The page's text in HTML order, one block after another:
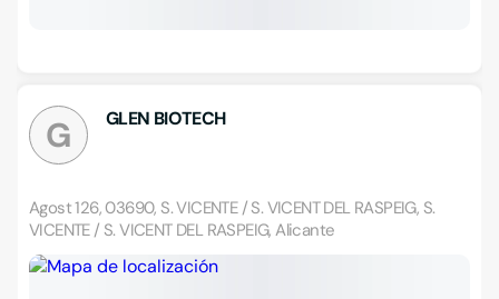
G GLEN BIOTECH
Agost 126, 03690, S. VICENTE / S. VICENT DEL RASPEIG, S.
VICENTE / S. VICENT DEL RASPEIG, Alicante